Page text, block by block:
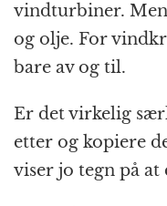
vindturbiner.
og olje. For
bare av og til.
Er det virkelig
etter og kopiere
viser jo tegn på